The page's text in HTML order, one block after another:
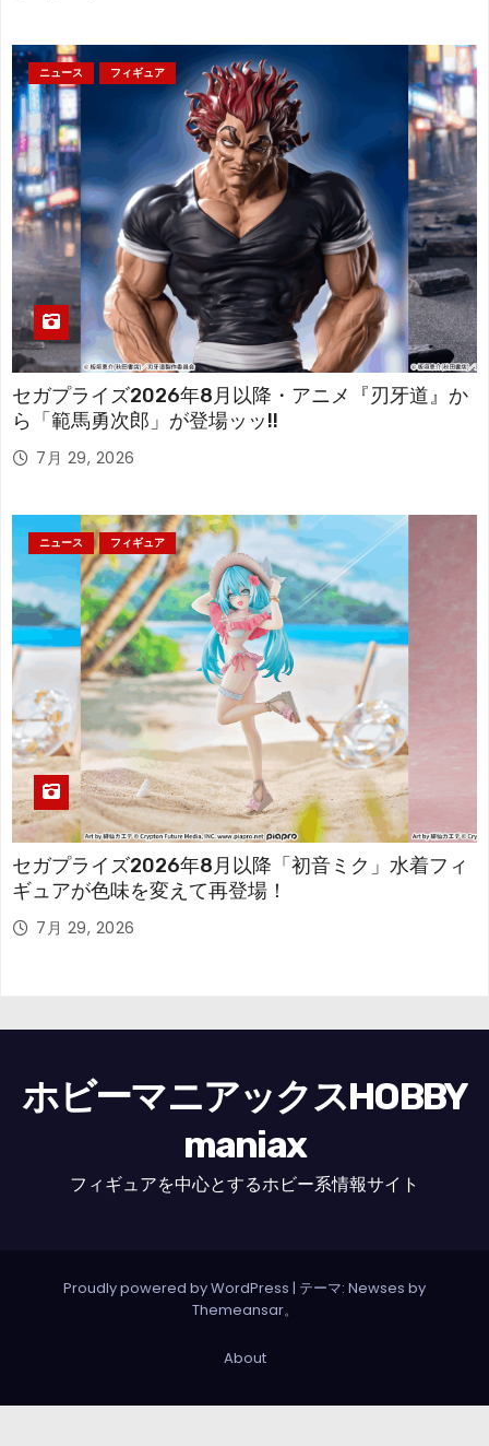
ニュース フィギュア
セガプライズ2026年8月以降・アニメ『刃牙道』か
ら「範馬勇次郎」が登場ッッ!!
7月 29, 2026
ニュース フィギュア
セガプライズ2026年8月以降「初音ミク」水着フィ
ギュアが色味を変えて再登場！
7月 29, 2026
ホビーマニアックスHOBBY
maniax
フィギュアを中心とするホビー系情報サイト
Proudly powered by WordPress | テーマ: Newses by
Themeansar。
About